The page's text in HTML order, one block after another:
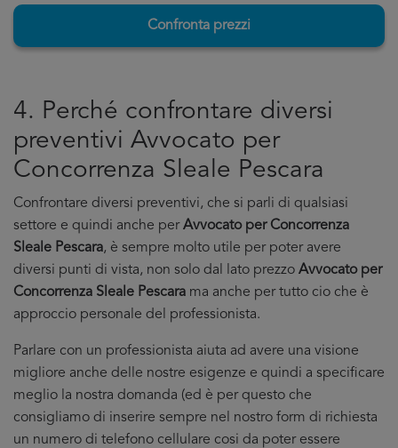
Confronta prezzi
4. Perché confrontare diversi
preventivi Avvocato per
Concorrenza Sleale Pescara
Confrontare diversi preventivi, che si parli di qualsiasi
settore e quindi anche perAvvocato per Concorrenza
Sleale Pescara, è sempre molto utile per poter avere
diversi punti di vista, non solo dal lato prezzo Avvocato per
Concorrenza Sleale Pescara ma anche per tutto cio che è
approccio personale del professionista.
Parlare con un professionista aiuta ad avere una visione
migliore anche delle nostre esigenze e quindi a specificare
meglio la nostra domanda (ed è per questo che
consigliamo di inserire sempre nel nostro form di richiesta
un numero di telefono cellulare cosi da poter essere